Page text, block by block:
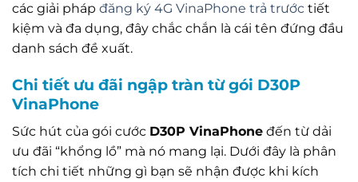
các giải pháp đăng ký 4G VinaPhone trả trước tiết
kiệm và đa dụng, đây chắc chắn là cái tên đứng đầu
danh sách đề xuất.
Chi tiết ưu đãi ngập tràn từ gói D30P
VinaPhone
Sức hút của gói cước D30P VinaPhone đến từ dải
ưu đãi “khổng lồ” mà nó mang lại. Dưới đây là phân
tích chi tiết những gì bạn sẽ nhận được khi kích